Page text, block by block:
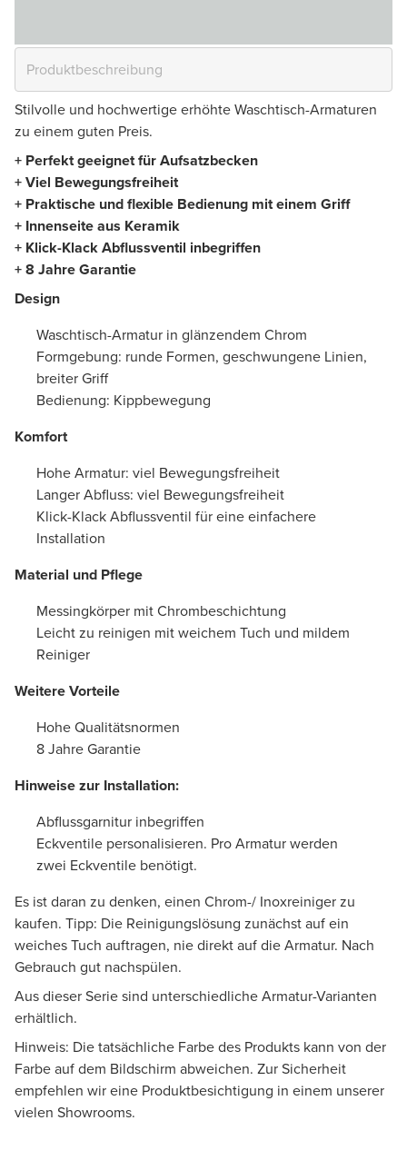
Stilvolle und hochwertige erhöhte Waschtisch-Armaturen
zu einem guten Preis.
+ Perfekt geeignet für Aufsatzbecken
+ Viel Bewegungsfreiheit
+ Praktische und flexible Bedienung mit einem Griff
+ Innenseite aus Keramik
+ Klick-Klack Abflussventil inbegriffen
+ 8 Jahre Garantie
Design
Waschtisch-Armatur in glänzendem Chrom
Formgebung: runde Formen, geschwungene Linien,
breiter Griff
Bedienung: Kippbewegung
Komfort
Hohe Armatur: viel Bewegungsfreiheit
Langer Abfluss: viel Bewegungsfreiheit
Klick-Klack Abflussventil für eine einfachere
Installation
Material und Pflege
Messingkörper mit Chrombeschichtung
Leicht zu reinigen mit weichem Tuch und mildem
Reiniger
Weitere Vorteile
Hohe Qualitätsnormen
8 Jahre Garantie
Hinweise zur Installation:
Abflussgarnitur inbegriffen
Eckventile personalisieren. Pro Armatur werden
zwei Eckventile benötigt.
Es ist daran zu denken, einen Chrom-/ Inoxreiniger zu
kaufen. Tipp: Die Reinigungslösung zunächst auf ein
weiches Tuch auftragen, nie direkt auf die Armatur. Nach
Gebrauch gut nachspülen.
Aus dieser Serie sind unterschiedliche Armatur-Varianten
erhältlich.
Hinweis: Die tatsächliche Farbe des Produkts kann von der
Farbe auf dem Bildschirm abweichen. Zur Sicherheit
empfehlen wir eine Produktbesichtigung in einem unserer
vielen Showrooms.